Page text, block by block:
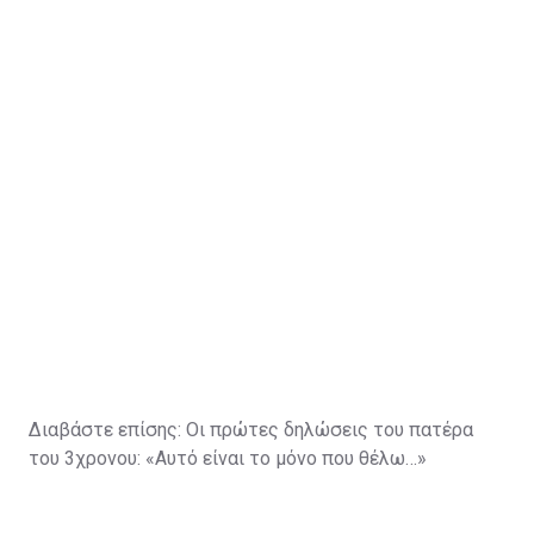
Διαβάστε επίσης: Οι πρώτες δηλώσεις του πατέρα
του 3χρονου: «Αυτό είναι το μόνο που θέλω…»